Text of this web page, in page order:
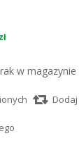
w magazynie